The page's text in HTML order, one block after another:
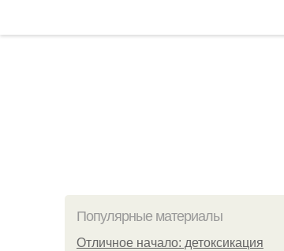
Популярные материалы
Отличное начало: детоксикация